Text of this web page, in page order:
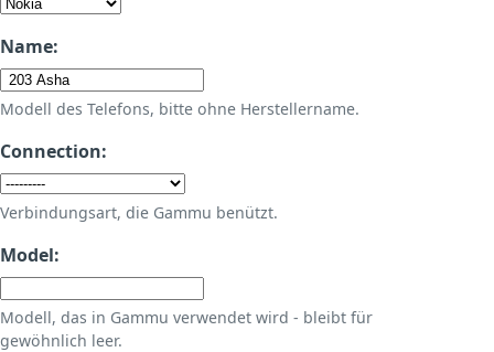
Name:
Modell des Telefons, bitte ohne Herstellername.
Connection:
Verbindungsart, die Gammu benützt.
Model:
Modell, das in Gammu verwendet wird - bleibt für
gewöhnlich leer.